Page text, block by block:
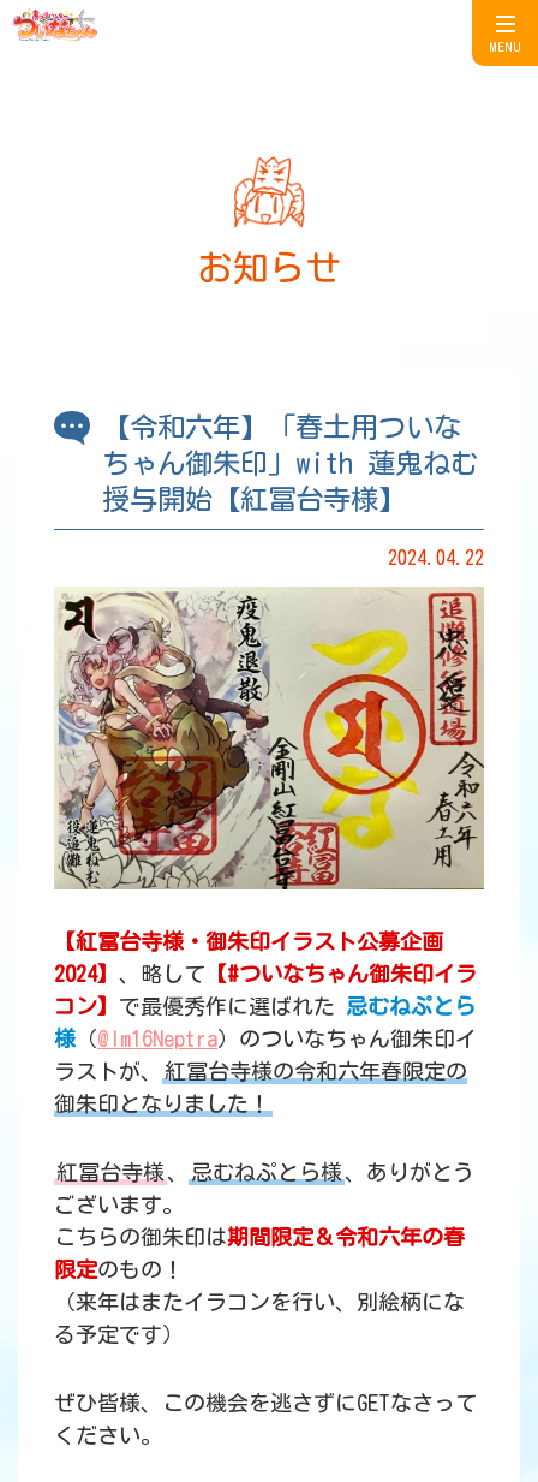
MENU
お知らせ
【令和六年】「春土用ついな
ちゃん御朱印」with 蓮鬼ねむ
授与開始【紅冨台寺様】
2024.04.22
【紅冨台寺様・御朱印イラスト公募企画
2024】 、略して 【#ついなちゃん御朱印イラ
コン】 で最優秀作に選ばれた 忌むねぷとら
様 （@Im16Neptra）のついなちゃん御朱印イ
ラストが、
紅冨台寺様の令和六年春限定の
御朱印となりました！
紅冨台寺様、 忌むねぷとら様、ありがとう
ございます。
こちらの御朱印は期間限定＆令和六年の春
限定のもの！
（来年はまたイラコンを行い、別絵柄にな
る予定です）
ぜひ皆様、この機会を逃さずにGETなさって
ください。